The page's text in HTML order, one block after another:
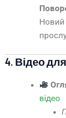
Новий
4. Відео
відео